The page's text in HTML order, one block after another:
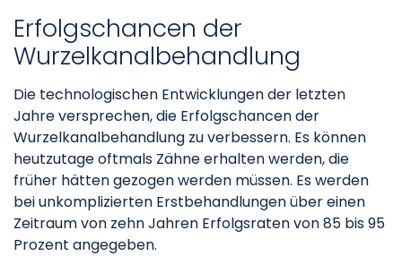
Erfolgschancen der
Wurzelkanalbehandlung
Die technologischen Entwicklungen der letzten
Jahre versprechen, die Erfolgschancen der
Wurzelkanalbehandlung zu verbessern. Es können
heutzutage oftmals Zähne erhalten werden, die
früher hätten gezogen werden müssen. Es werden
bei unkomplizierten Erstbehandlungen über einen
Zeitraum von zehn Jahren Erfolgsraten von 85 bis 95
Prozent angegeben.